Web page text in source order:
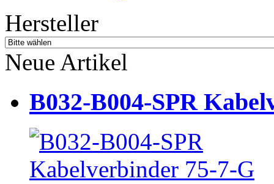
Hersteller
Neue Artikel
B032-B004-SPR